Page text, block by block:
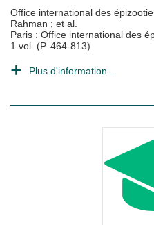
Office international des
Rahman ; et al.
Paris : Office international des
1 vol. (P. 464-813)
Plus d'information...